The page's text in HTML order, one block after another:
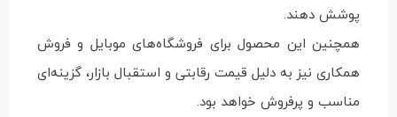
پوشش دهند.
همچنین این محصول برای فروشگاه‌های موبایل و فروش
همکاری نیز به دلیل قیمت رقابتی و استقبال بازار، گزینه‌ای
مناسب و پرفروش خواهد بود.